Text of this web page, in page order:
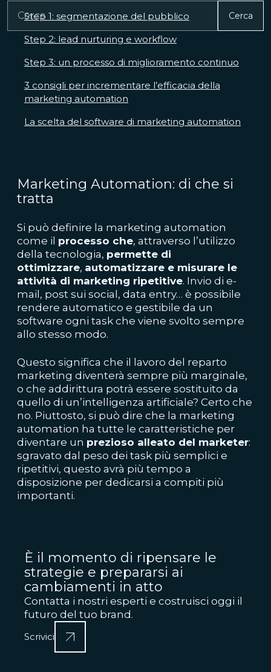
Cerca
Step 1: segmentazione del pubblico
Step 2: lead nurturing e workflow
Step 3: un processo di miglioramento continuo
3 consigli per incrementare l’efficacia della
marketing automation
La scelta del software di marketing automation
Marketing Automation: di che si
tratta
Si può definire la marketing automation
come il processo che, attraverso l’utilizzo
della tecnologia, permette di
ottimizzare, automatizzare e misurare le
attività di marketing ripetitive. Invio di e-
mail, post sui social, data entry… è possibile
rendere automatico e gestibile da un
software ogni task che viene svolto sempre
allo stesso modo.
Questo significa che il lavoro del reparto
marketing diventerà sempre più marginale,
o che addirittura potrà essere sostituito da
quello di un’intelligenza artificiale? Certo che
no. Piuttosto, si può dire che la marketing
automation ha tutte le caratteristiche per
diventare un prezioso alleato del marketer:
sgravato dal peso dei task più semplici e
ripetitivi, questo avrà più tempo a
disposizione per dedicarsi a compiti più
importanti.
È il momento di ripensare le
strategie e prepararsi ai
cambiamenti in atto
Contatta i nostri esperti e costruisci oggi il
futuro del tuo brand.
Scrivici